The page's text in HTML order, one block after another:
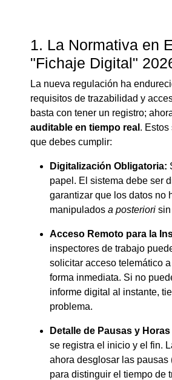
1. La Normativa en
"Fichaje Digital"
La nueva regulación ha
requisitos de trazabilidad y
basta con tener un registro;
auditable en tiempo real . Estos
que debes cumplir:
Digitalización Obligatoria:
papel. El sistema debe ser
garantizar que los datos no
manipulados a posteriori sin
Acceso Remoto para la
inspectores de trabajo
solicitar acceso telemático
forma inmediata. Si no
informe digital al instante,
problema.
Detalle de Pausas y
se registra el inicio y el fin.
ahora desglosar las pausas
para distinguir el tiempo de